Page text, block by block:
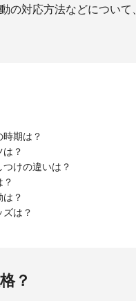
の対応方法などについ
期は？
？
けの違いは？
？
は？
？